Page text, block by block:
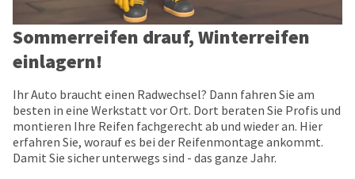
Sommerreifen drauf, Winterreifen
einlagern!
Ihr Auto braucht einen Radwechsel? Dann fahren Sie am
besten in eine Werkstatt vor Ort. Dort beraten Sie Profis und
montieren Ihre Reifen fachgerecht ab und wieder an. Hier
erfahren Sie, worauf es bei der Reifenmontage ankommt.
Damit Sie sicher unterwegs sind - das ganze Jahr.